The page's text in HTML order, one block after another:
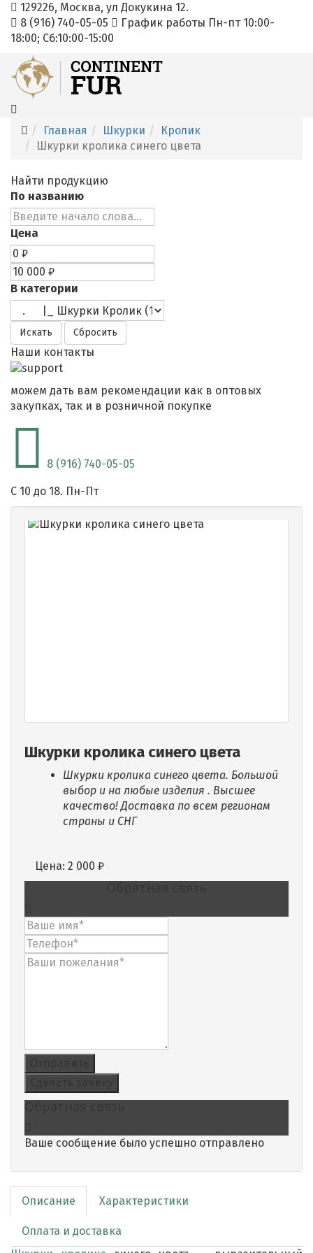
129226, Москва, ул Докукина 12.
8 (916) 740-05-05
График работы Пн-пт 10:00-
18:00; Cб:10:00-15:00
Главная Шкурки
Кролик
Шкурки кролика синего цвета
Найти продукцию
По названию
Цена
В категории
Наши контакты
можем дать вам рекомендации как в оптовых
закупках, так и в розничной покупке
8 (916) 740-05-05
C 10 до 18. Пн-Пт
Шкурки кролика синего цвета
Шкурки кролика синего цвета. Большой
выбор и на любые изделия . Высшее
качество! Доставка по всем регионам
страны и СНГ
Цена: 2 000 ₽
Ваше сообщение было успешно отправлено
Описание Характеристики
Оплата и доставка